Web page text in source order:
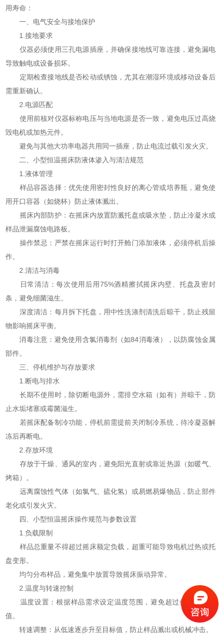
用寿命：
一、电气安全与接地保护
1.接地要求
仪器必须使用三孔电源插座，并确保接地线可靠连接，避免漏电
导致触电或设备损坏。
定期检查接地线是否松动或锈蚀，尤其在潮湿环境或移动设备后
需重新确认。
2.电源匹配
使用前核对仪器标称电压与当地电源是否一致，避免电压过高烧
毁电机或加热元件。
避免与其他大功率电器共用同一插座，防止电流过载引发火灾。
二、小型恒温摇床防液体渗入与清洁规范
1.液体管理
样品容器选择：优先使用密封性良好的离心管或培养瓶，避免使
用开口容器（如烧杯）防止液体溅出。
摇床内部防护：在摇床内放置防溅托盘或吸水垫，防止冷凝水或
样品泄漏腐蚀电路板。
操作禁忌：严禁在摇床运行时打开舱门添加液体，必须停机后操
作。
2.清洁与消毒
日常清洁：每次使用后用75%酒精擦拭摇床内壁、托盘及密封
条，避免细菌滋生。
深度清洁：每月拆下托盘，用中性洗涤剂清洗后晾干，防止残留
物影响摇床平衡。
消毒注意：避免使用含氯消毒剂（如84消毒液），以防腐蚀金属
部件。
三、停机维护与存放要求
1.断电与排水
长期不使用时，除切断电源外，需排空水箱（如有）并晾干，防
止水垢堵塞或霉菌滋生。
若摇床配备制冷功能，停机前需提前关闭制冷系统，待冷凝器解
冻后再断电。
2.存放环境
存放于干燥、通风的室内，避免阳光直射或靠近热源（如暖气、
烤箱）。
远离腐蚀性气体（如氯气、硫化氢）或易燃易爆物品，防止部件
老化或引发火灾。
四、小型恒温摇床操作规范与参数设置
1.负载限制
样品总重量不得超过摇床额定负载，超重可能导致电机过热或托
盘变形。
均匀分布样品，避免集中放置导致摇床振动异常。
2.温度与转速控制
温度设置：根据样品需求设定温度范围，避免超过仪器最高限
值。
转速调整：从低速逐步升至目标值，防止样品溅出或机械冲击。